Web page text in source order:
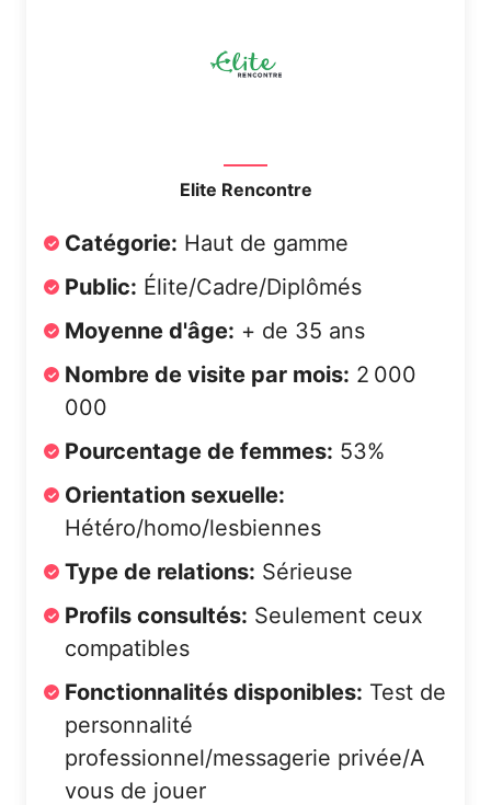
Elite Rencontre
Catégorie: Haut de gamme
Public: Élite/Cadre/Diplômés
Moyenne d'âge: + de 35 ans
Nombre de visite par mois: 2 000
000
Pourcentage de femmes: 53%
Orientation sexuelle:
Hétéro/homo/lesbiennes
Type de relations: Sérieuse
Profils consultés: Seulement ceux
compatibles
Fonctionnalités disponibles: Test de
personnalité
professionnel/messagerie privée/A
vous de jouer